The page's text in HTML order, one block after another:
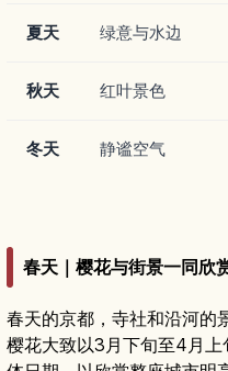
夏天 绿意与水边
秋天 红叶景色
冬天 静谧空气
春天｜樱花与街景一同欣
春天的京都，寺社和沿河的
樱花大致以3月下旬至4月